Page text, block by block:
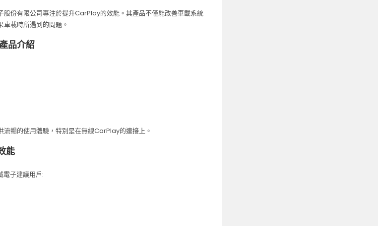
股份有限公司專注於提升CarPlay的效能。其產品不僅能改善車載系統
載時所遇到的問題。
品介紹
流暢的使用體驗，特別是在無線CarPlay的連接上。
能
子建議用戶: